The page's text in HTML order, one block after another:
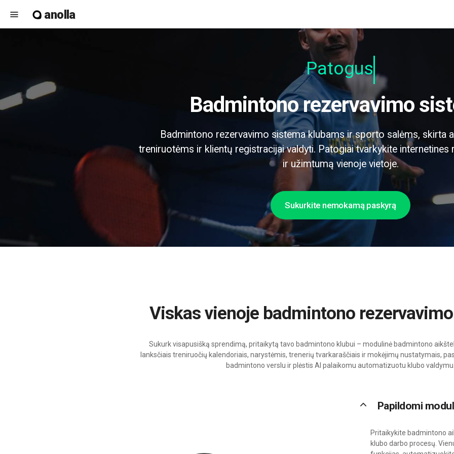
menu anolla
Patogus va
Badmintono rezervavimo
Badmintono rezervavimo sistema klubams ir sporto salėms, skirta
treniruotėms ir klientų registracijai valdyti. Patogiai tvarkykite internetines
ir užimtumą vienoje vietoje.
Sukurkite nemokamą paskyrą
Viskas vienoje badmintono
Sukurk visapusišką sprendimą, pritaikytą tavo badmintono klubui – modulinė badmintono
lanksčiais treniruočių kalendoriais, narystėmis, trenerių tvarkaraščiais ir mokėjimų nustatymais,
badmintono verslu ir plėstis AI palaikomu automatizuotu klubo valdymu.
keyboard_arrow_up Papildomi
Pritaikykite badmintono
klubo darbo procesų.